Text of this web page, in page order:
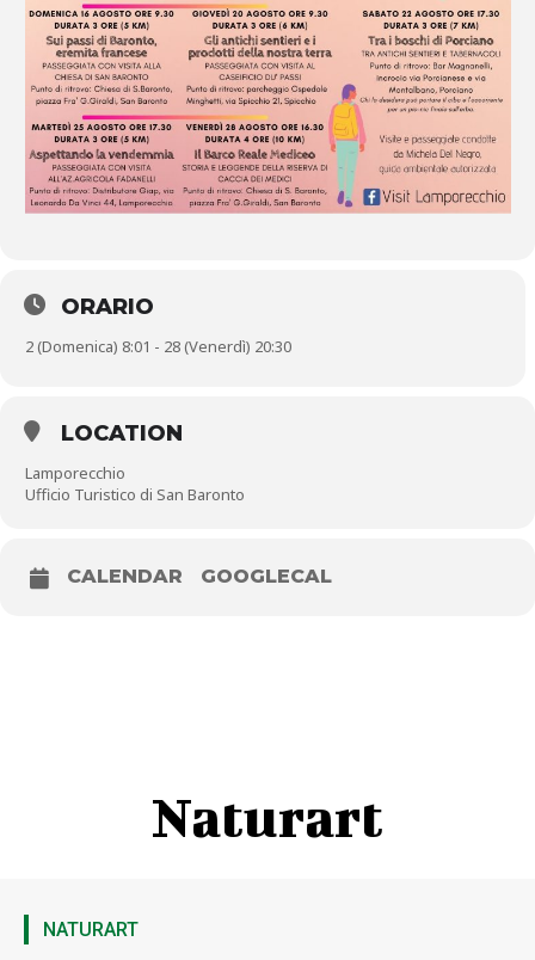
ORARIO
2 (Domenica) 8:01 - 28 (Venerdì) 20:30
LOCATION
Lamporecchio
Ufficio Turistico di San Baronto
CALENDAR GOOGLECAL
Naturart
NATURART